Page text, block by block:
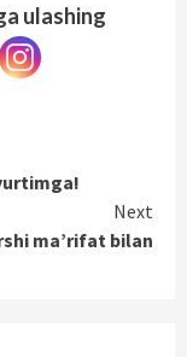
ulashing
Next
ma’rifat bilan